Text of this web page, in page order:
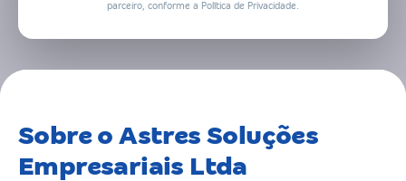
parceiro, conforme a Política de Privacidade.
Sobre o Astres Soluções
Empresariais Ltda